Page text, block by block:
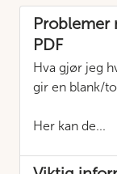
Problemer
PDF
Hva gjør jeg
gir en blank/
Her kan de...